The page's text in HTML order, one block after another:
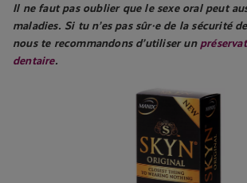
Il ne faut pas oublier que le sexe oral peut
maladies. Si tu n’es pas sûr·e de la sécurité
nous te recommandons d’utiliser un
dentaire.